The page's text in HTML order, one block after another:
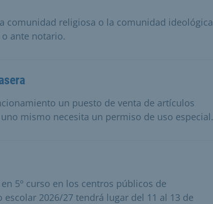
comunidad religiosa o la comunidad ideológica
ante notario.
un puesto de venta de artículos
mismo necesita un permiso de uso especial.
5º curso en los centros públicos de
2026/27 tendrá lugar del 11 al 13 de